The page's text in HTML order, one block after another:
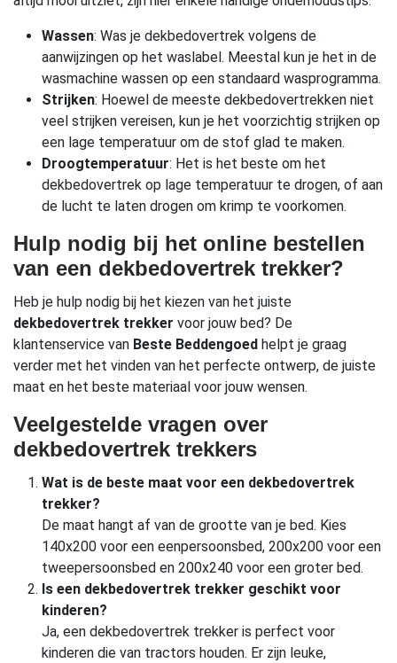
Wassen: Was je dekbedovertrek volgens de
aanwijzingen op het waslabel. Meestal kun je het in de
wasmachine wassen op een standaard wasprogramma.
Strijken: Hoewel de meeste dekbedovertrekken niet
veel strijken vereisen, kun je het voorzichtig strijken op
een lage temperatuur om de stof glad te maken.
Droogtemperatuur: Het is het beste om het
dekbedovertrek op lage temperatuur te drogen, of aan
de lucht te laten drogen om krimp te voorkomen.
Hulp nodig bij het online bestellen
van een dekbedovertrek trekker?
Heb je hulp nodig bij het kiezen van het juiste
dekbedovertrek trekker voor jouw bed? De
klantenservice van Beste Beddengoed helpt je graag
verder met het vinden van het perfecte ontwerp, de juiste
maat en het beste materiaal voor jouw wensen.
Veelgestelde vragen over
dekbedovertrek trekkers
Wat is de beste maat voor een dekbedovertrek
trekker?
De maat hangt af van de grootte van je bed. Kies
140x200 voor een eenpersoonsbed, 200x200 voor een
tweepersoonsbed en 200x240 voor een groter bed.
Is een dekbedovertrek trekker geschikt voor
kinderen?
Ja, een dekbedovertrek trekker is perfect voor
kinderen die van tractors houden. Er zijn leuke,